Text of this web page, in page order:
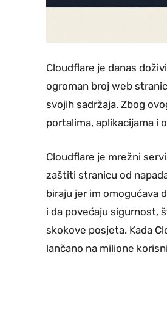
Cloudflare je danas
ogroman broj web
svojih sadržaja. Zbog
portalima, aplikacijama i
Cloudflare je mrežni
zaštiti stranicu od
biraju jer im omogućava
i da povećaju sigurnost,
skokove posjeta. Kada
lančano na milione